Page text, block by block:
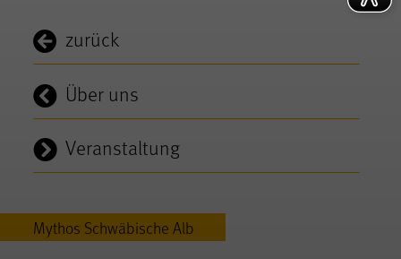
zurück
Über uns
Veranstaltung
Mythos Schwäbische Alb